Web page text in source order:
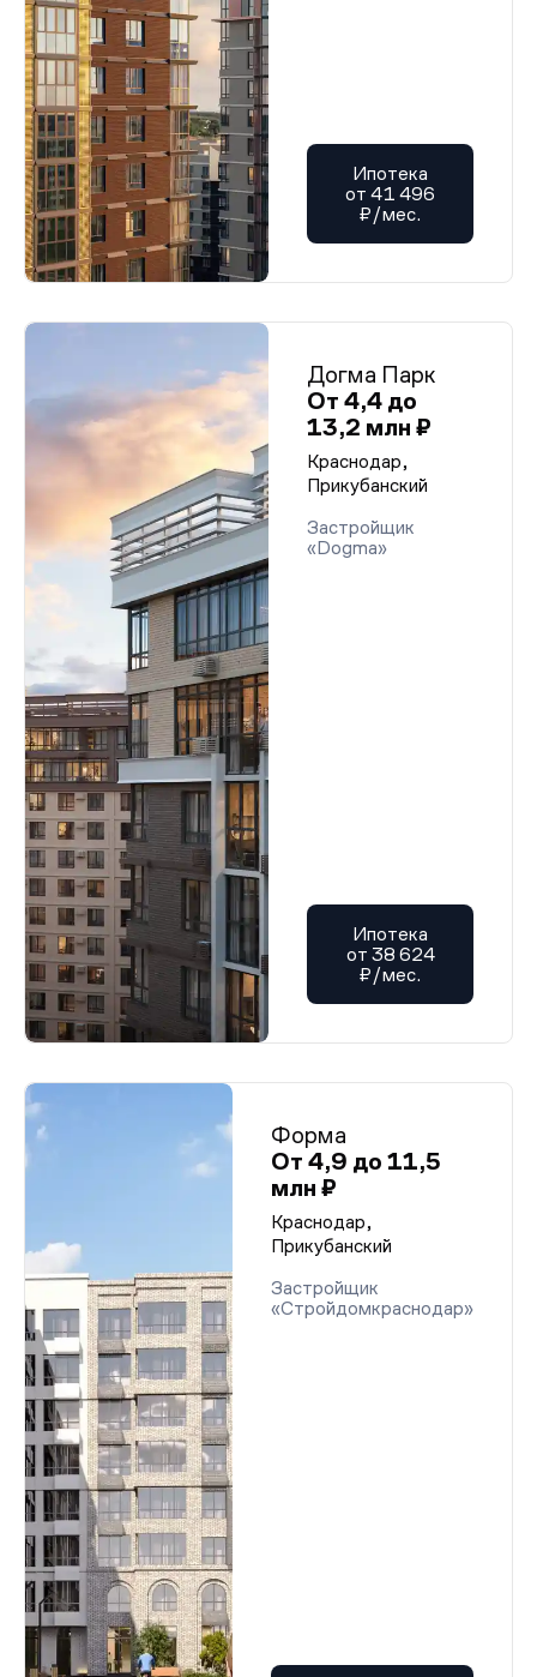
Ипотека
от 41 496
₽/мес.
Догма Парк
От 4,4 до
13,2 млн ₽
Краснодар,
Прикубанский
Застройщик
«Dogma»
Ипотека
от 38 624
₽/мес.
Форма
От 4,9 до 11,5
млн ₽
Краснодар,
Прикубанский
Застройщик
«Стройдомкраснодар»